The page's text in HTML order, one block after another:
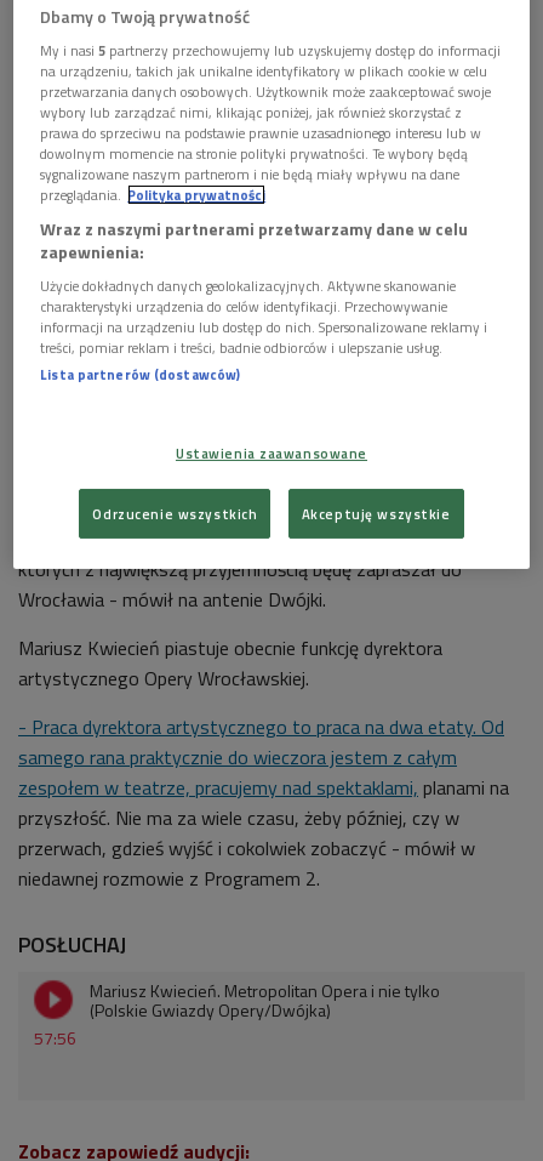
Mariusz Kwiecień Foto: Grzegorz Śledź/PR2
Kariera Mariusza Kwietnia koncentrowała się przede
wszystkim w Metropolitan Opera, ale śpiewał na wszystkich
wielkich scenach świata.
Śpiewak pochodzi z Krakowa, kształcił się w Warszawie, a
debiutował na scenie Teatru Wielkiego w Poznaniu. Jest
absolwentem UMFC (wtedy Uniwersytet Muzyczny był
jeszcze Akademią Muzyczną w Warszawie), uczył się w klasie
Włodzimierza Zalewskiego.
- Mam sporo do powiedzenia na temat opery w dzisiejszych
największych oper na świecie. Mam ogromną liczbę
wspaniałych znajomych śpiewaków, reżyserów i dyrygentów,
których z największą przyjemnością będę zapraszał do
Wrocławia - mówił na antenie Dwójki.
Mariusz Kwiecień piastuje obecnie funkcję dyrektora
artystycznego Opery Wrocławskiej.
- Praca dyrektora artystycznego to praca na dwa etaty. Od
samego rana praktycznie do wieczora jestem z całym
zespołem w teatrze, pracujemy nad spektaklami, planami na
przyszłość. Nie ma za wiele czasu, żeby później, czy w
przerwach, gdzieś wyjść i cokolwiek zobaczyć - mówił w
niedawnej rozmowie z Programem 2.
POSŁUCHAJ
57:56
Mariusz Kwiecień. Metropolitan Opera i nie tylko
(Polskie Gwiazdy Opery/Dwójka)
Zobacz zapowiedź audycji:
Dbamy o Twoją prywatność
My i nasi5 partnerzy przechowujemy lub uzyskujemy dostęp do informacji
na urządzeniu, takich jak unikalne identyfikatory w plikach cookie w celu
przetwarzania danych osobowych. Użytkownik może zaakceptować swoje
wybory lub zarządzać nimi, klikając poniżej, jak również skorzystać z
prawa do sprzeciwu na podstawie prawnie uzasadnionego interesu lub w
dowolnym momencie na stronie polityki prywatności. Te wybory będą
sygnalizowane naszym partnerom i nie będą miały wpływu na dane
przeglądania. Polityka prywatności
Wraz z naszymi partnerami przetwarzamy dane w celu
zapewnienia:
Użycie dokładnych danych geolokalizacyjnych. Aktywne skanowanie
charakterystyki urządzenia do celów identyfikacji. Przechowywanie
informacji na urządzeniu lub dostęp do nich. Spersonalizowane reklamy i
treści, pomiar reklam i treści, badnie odbiorców i ulepszanie usług.
Lista partnerów (dostawców)
Ustawienia zaawansowane
Odrzucenie wszystkich Akceptuję wszystkie